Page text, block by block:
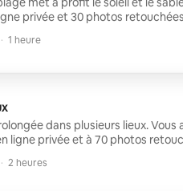
privée et 30 photos
· 1 heure
dans plusieurs lieux. Vous
ligne privée et à 70 photos
· 2 heures